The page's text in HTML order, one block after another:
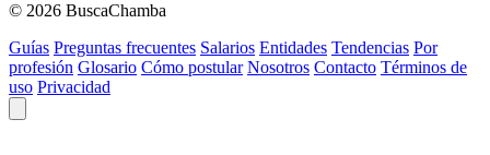
© 2026 BuscaChamba
Guías Preguntas frecuentes Salarios Entidades Tendencias Por
profesión Glosario Cómo postular Nosotros Contacto Términos de
uso Privacidad